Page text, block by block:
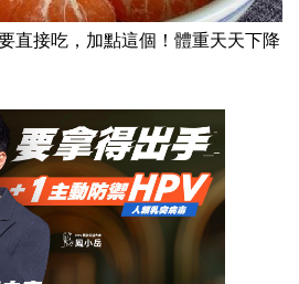
直接吃，加點這個！體重天天下降